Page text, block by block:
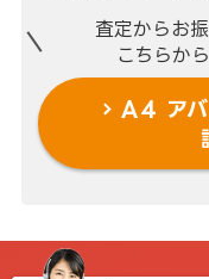
査定からお
こちらか
A4 アバ